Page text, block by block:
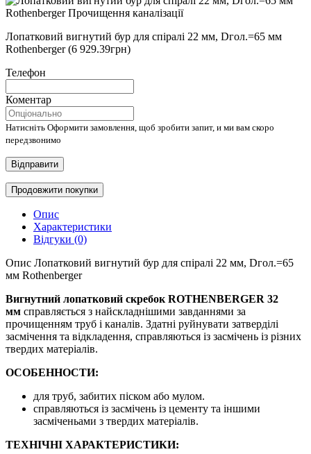
Лопатковий вигнутий бур для спіралі 22 мм, Dгол.=65 мм
Rothenberger(6 929.39грн)
Телефон
Коментар
Натисніть Оформити замовлення, щоб зробити запит, и ми вам скоро
передзвонимо
Відправити
Продовжити покупки
Опис
Характеристики
Відгуки (0)
Опис Лопатковий вигнутий бур для спіралі 22 мм, Dгол.=65
мм Rothenberger
Вигнутний лопатковий скребок ROTHENBERGER 32
мм справляється з найскладнішими завданнями за
прочищенням труб і каналів. Здатні руйнувати затверділі
засмічення та відкладення, справляються із засмічень із різних
твердих матеріалів.
ОСОБЕННОСТИ:
для труб, забитих піском або мулом.
справляються із засмічень із цементу та іншими
засміченьами з твердих матеріалів.
ТЕХНІЧНІ ХАРАКТЕРИСТИКИ: